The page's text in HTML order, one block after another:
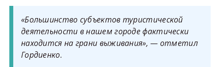
«Большинство субъектов туристической
деятельности в нашем городе фактически
находится на грани выживания», — отметил
Гордиенко.